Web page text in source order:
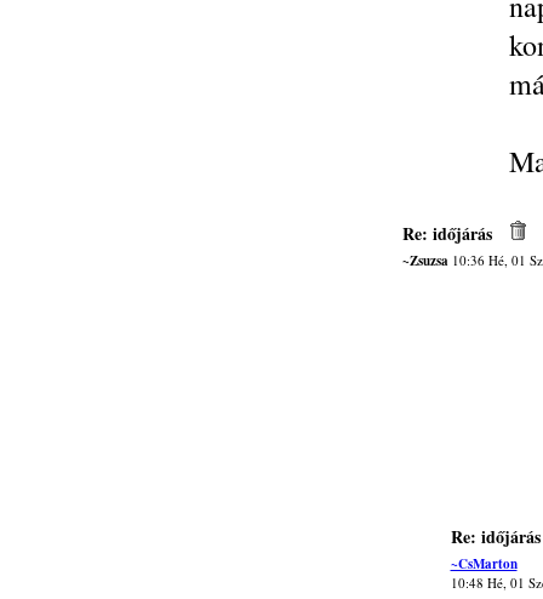
Re: időjárás
~Zsuzsa10:36 Hé, 01
Re: időjárás
~CsMarton
10:48 Hé, 01